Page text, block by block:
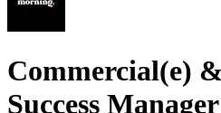
Commercial(e)
Success